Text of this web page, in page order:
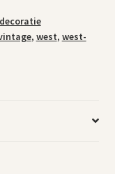
, west, west-